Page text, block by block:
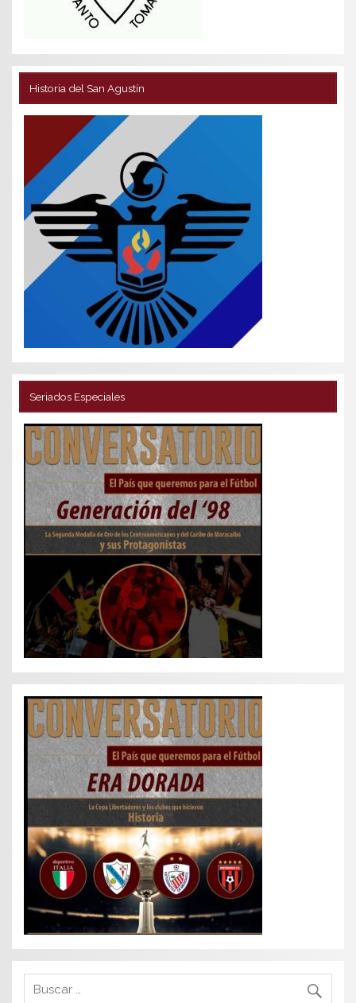
Historia del San Agustín
Seriados Especiales